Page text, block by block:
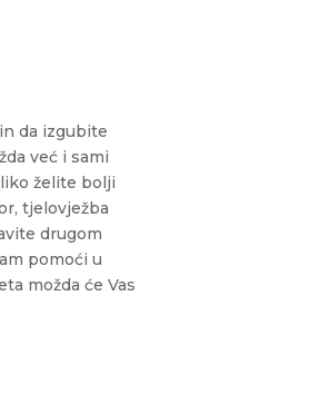
da izgubite
već i sami
želite bolji
tjelovježba
drugom
pomoći u
možda će Vas